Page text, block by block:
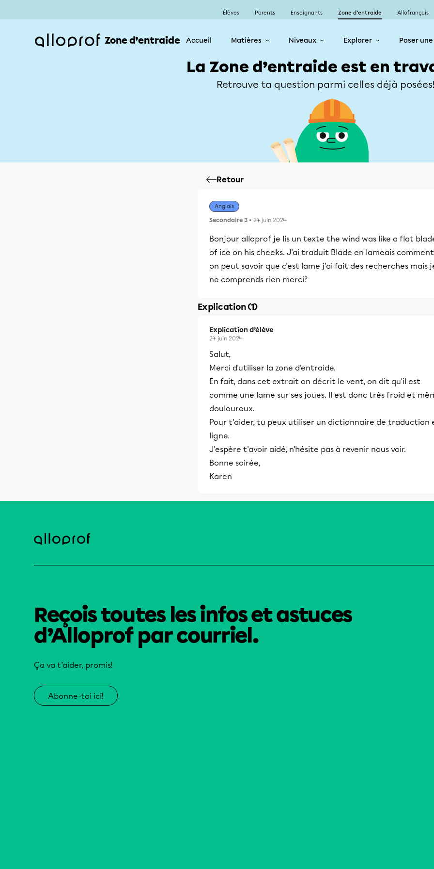
Élèves Parents Enseignants Zone d’entraide Allofrançais
Zone d’entraide Accueil Matières Niveaux Explorer Poser
La Zone d’entraide est en
Retrouve ta question parmi celles déjà posées!
Retour
Anglais
Secondaire 3 • 24 juin 2024
Bonjour alloprof je lis un texte the wind was like a flat
of ice on his cheeks. J'ai traduit Blade en lameais comment
on peut savoir que c'est lame j'ai fait des recherches mais
ne comprends rien merci?
Explication (1)
Explication d’élève
24 juin 2024
Salut,
Merci d'utiliser la zone d'entraide.
En fait, dans cet extrait on décrit le vent, on dit qu'il est
comme une lame sur ses joues. Il est donc très froid et
douloureux.
Pour t'aider, tu peux utiliser un dictionnaire de traduction
ligne.
J'espère t'avoir aidé, n'hésite pas à revenir nous voir.
Bonne soirée,
Karen
Reçois toutes les infos et astuces
d’Alloprof par courriel.
Ça va t’aider, promis!
Abonne-toi ici!